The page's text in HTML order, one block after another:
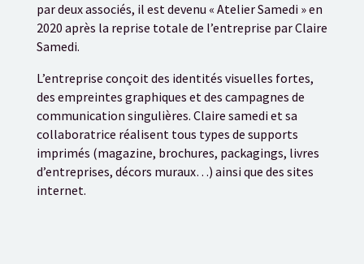
par deux associés, il est devenu « Atelier Samedi » en
2020 après la reprise totale de l’entreprise par Claire
Samedi.
L’entreprise conçoit des identités visuelles fortes,
des empreintes graphiques et des campagnes de
communication singulières. Claire samedi et sa
collaboratrice réalisent tous types de supports
imprimés (magazine, brochures, packagings, livres
d’entreprises, décors muraux…) ainsi que des sites
internet.